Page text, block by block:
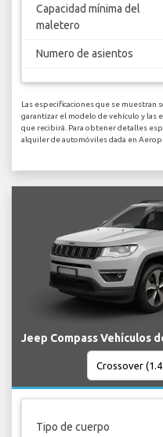
Capacidad mínima del
maletero
Numero de asientos
Las especificaciones que se
garantizar el modelo de vehículo y las
que recibirá. Para obtener detalles
alquiler de automóviles dada en
Jeep Compass Vehículos
Tipo de cuerpo